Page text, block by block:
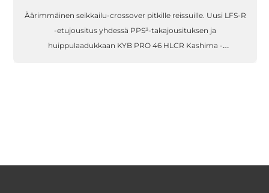
Äärimmäinen seikkailu-crossover pitkille reissuille. Uusi LFS-R
-etujousitus yhdessä PPS³-takajousituksen ja
huippulaadukkaan KYB PRO 46 HLCR Kashima -